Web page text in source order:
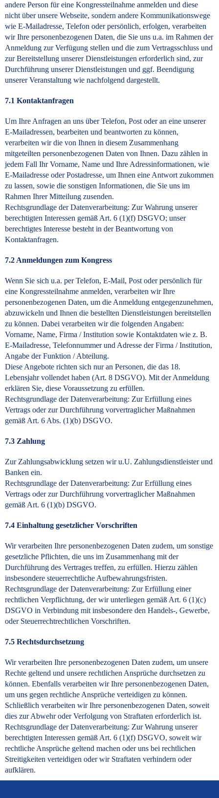
andere Person für eine Kongressteilnahme anmelden und diese
nicht über unsere Webseite, sondern andere Kommunikationswege
wie E-Mailadresse, Telefon oder persönlich, erfolgen, verarbeiten
wir Ihre personenbezogenen Daten, die Sie uns u.a. im Rahmen der
Anmeldung zur Verfügung stellen und die zum Vertragsschluss und
zur Bereitstellung unserer Dienstleistungen erforderlich sind, zur
Durchführung unserer Dienstleistungen und ggf. Beendigung
unserer Veranstaltung wie nachfolgend dargestellt.
7.1 Kontaktanfragen
Um Ihre Anfragen an uns über Telefon, Post oder an eine unserer
E-Mailadressen, bearbeiten und beantworten zu können,
verarbeiten wir die von Ihnen in diesem Zusammenhang
mitgeteilten personenbezogenen Daten von Ihnen. Dazu zählen in
jedem Fall Ihr Vorname, Name und Ihre Adressinformationen, wie
E-Mailadresse oder Postadresse, um Ihnen eine Antwort zukommen
zu lassen, sowie die sonstigen Informationen, die Sie uns im
Rahmen Ihrer Mitteilung zusenden.
Rechtsgrundlage der Datenverarbeitung: Zur Wahrung unserer
berechtigten Interessen gemäß Art. 6 (1)(f) DSGVO; unser
berechtigtes Interesse besteht in der Beantwortung von
Kontaktanfragen.
7.2 Anmeldungen zum Kongress
Wenn Sie sich u.a. per Telefon, E-Mail, Post oder persönlich für
eine Kongressteilnahme anmelden, verarbeiten wir Ihre
personenbezogenen Daten, um die Anmeldung entgegenzunehmen,
abzuwickeln und Ihnen die bestellten Dienstleistungen bereitstellen
zu können. Dabei verarbeiten wir die folgenden Angaben:
Vorname, Name, Firma / Institution sowie Kontaktdaten wie z. B.
E-Mailadresse, Telefonnummer und Adresse der Firma / Institution,
Angabe der Funktion / Abteilung.
Diese Angebote richten sich nur an Personen, die das 18.
Lebensjahr vollendet haben (Art. 8 DSGVO). Mit der Anmeldung
erklären Sie, diese Voraussetzung zu erfüllen.
Rechtsgrundlage der Datenverarbeitung: Zur Erfüllung eines
Vertrags oder zur Durchführung vorvertraglicher Maßnahmen
gemäß Art. 6 Abs. (1)(b) DSGVO.
7.3 Zahlung
Zur Zahlungsabwicklung setzen wir u.U. Zahlungsdienstleister und
Banken ein.
Rechtsgrundlage der Datenverarbeitung: Zur Erfüllung eines
Vertrags oder zur Durchführung vorvertraglicher Maßnahmen
gemäß Art. 6 (1)(b) DSGVO.
7.4 Einhaltung gesetzlicher Vorschriften
Wir verarbeiten Ihre personenbezogenen Daten zudem, um sonstige
gesetzliche Pflichten, die uns im Zusammenhang mit der
Durchführung des Vertrages treffen, zu erfüllen. Hierzu zählen
insbesondere steuerrechtliche Aufbewahrungsfristen.
Rechtsgrundlage der Datenverarbeitung: Zur Erfüllung einer
rechtlichen Verpflichtung, der wir unterliegen gemäß Art. 6 (1)(c)
DSGVO in Verbindung mit insbesondere den Handels-, Gewerbe,
oder Steuerrechtrechtlichen Vorschriften.
7.5 Rechtsdurchsetzung
Wir verarbeiten Ihre personenbezogenen Daten zudem, um unsere
Rechte geltend und unsere rechtlichen Ansprüche durchsetzen zu
können. Ebenfalls verarbeiten wir Ihre personenbezogenen Daten,
um uns gegen rechtliche Ansprüche verteidigen zu können.
Schließlich verarbeiten wir Ihre personenbezogenen Daten, soweit
dies zur Abwehr oder Verfolgung von Straftaten erforderlich ist.
Rechtsgrundlage der Datenverarbeitung: Zur Wahrung unserer
berechtigten Interessen gemäß Art. 6 (1)(f) DSGVO, soweit wir
rechtliche Ansprüche geltend machen oder uns bei rechtlichen
Streitigkeiten verteidigen oder wir Straftaten verhindern oder
aufklären.